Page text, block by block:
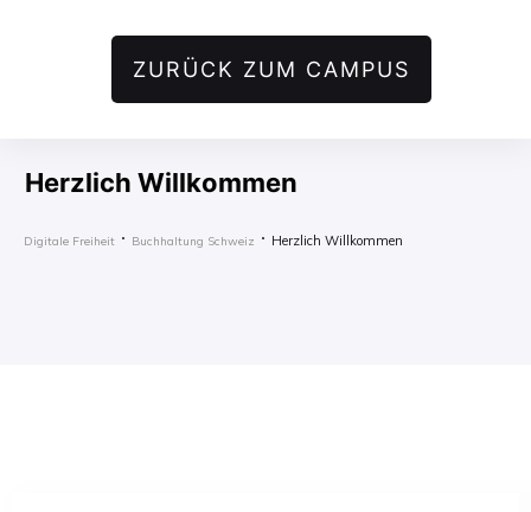
ZURÜCK ZUM CAMPUS
Herzlich Willkommen
Digitale Freiheit Buchhaltung Schweiz Herzlich Willkommen